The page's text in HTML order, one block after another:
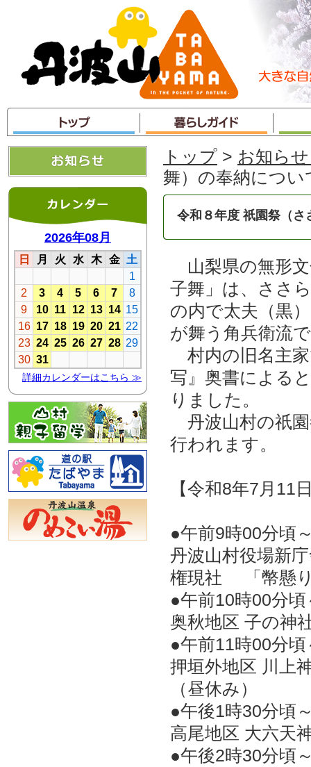
ャ
ン
プ
トップ > お知ら
舞）の奉納につい
令和８年度 祇園祭（さ
山梨県の無形
子舞」は、ささ
の内で太夫（黒
が舞う角兵衛流
村内の旧名主家
写』奥書による
りました。
丹波山村の祇園
行われます。
【令和8年7月11
●午前9時00分頃
丹波山村役場新
権現社 「幣懸
●午前10時00分頃
奥秋地区 子の神
●午前11時00分頃
押垣外地区 川上
（昼休み）
●午後1時30分頃
高尾地区 大六天
●午後2時30分頃